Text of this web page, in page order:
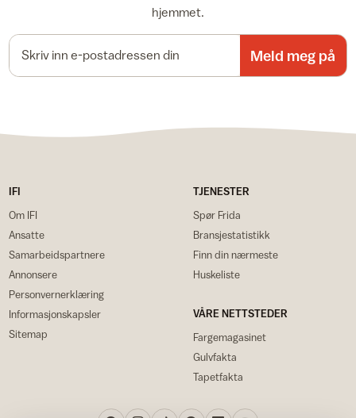
hjemmet.
Meld meg på
IFI
Om IFI
Ansatte
Samarbeidspartnere
Annonsere
Personvernerklæring
Informasjonskapsler
Sitemap
TJENESTER
Spør Frida
Bransjestatistikk
Finn din nærmeste
Huskeliste
VÅRE NETTSTEDER
Fargemagasinet
Gulvfakta
Tapetfakta